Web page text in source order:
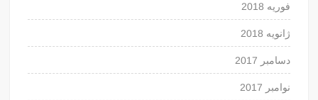
فوریه 2018
ژانویه 2018
دسامبر 2017
نوامبر 2017